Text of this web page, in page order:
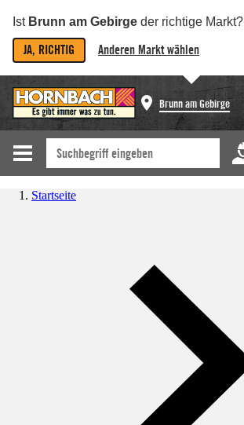
Ist Brunn am Gebirge der richtige Markt?
JA, RICHTIG Anderen Markt wählen
Brunn am Gebirge
Startseite